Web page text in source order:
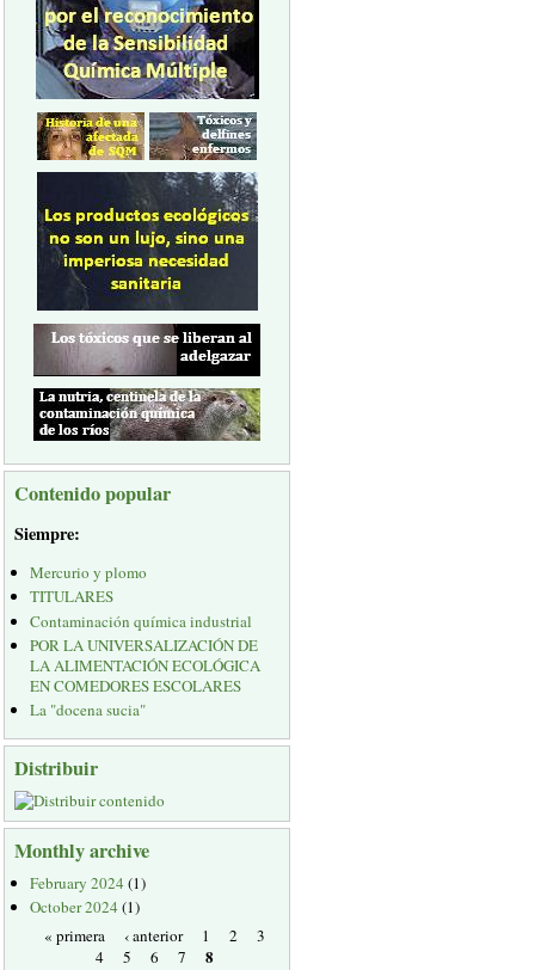
Contenido popular
Siempre:
Mercurio y plomo
TITULARES
Contaminación química industrial
POR LA UNIVERSALIZACIÓN DE
LA ALIMENTACIÓN ECOLÓGICA
EN COMEDORES ESCOLARES
La "docena sucia"
Distribuir
Monthly archive
February 2024(1)
October 2024(1)
« primera
‹ anterior 1 2
3
4
5 6 7 8